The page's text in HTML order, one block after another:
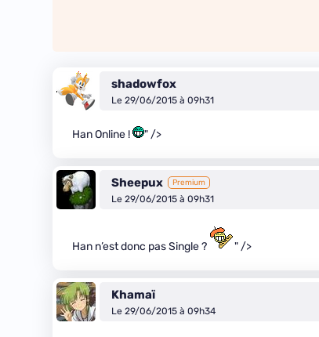
shadowfox
Le 29/06/2015 à 09h31
Han Online ! " />
Sheepux Premium
Le 29/06/2015 à 09h31
Han n’est donc pas Single ? " />
Khamaï
Le 29/06/2015 à 09h34